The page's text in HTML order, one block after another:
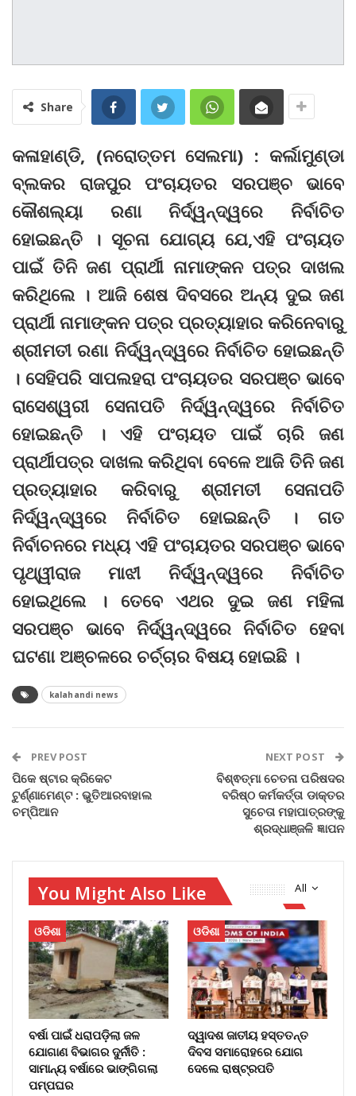
Share
କଳାହାଣ୍ଡି, (ନରୋତ୍ତମ ସେଲମା) : କର୍ଲାମୁଣ୍ଡା
ବ୍ଲକର ରାଜପୁର ପଂଚାୟତର ସରପଞ୍ଚ ଭାବେ
କୌଶଲ୍ୟା ରଣା ନିର୍ଦ୍ୱନ୍ଦ୍ୱରେ ନିର୍ବାଚିତ
ହୋଇଛନ୍ତି । ସୂଚନା ଯୋଗ୍ୟ ଯେ,ଏହି ପଂଚାୟତ
ପାଇଁ ତିନି ଜଣ ପ୍ରାର୍ଥୀ ନାମାଙ୍କନ ପତ୍ର ଦାଖଲ
କରିଥିଲେ । ଆଜି ଶେଷ ଦିବସରେ ଅନ୍ୟ ଦୁଇ ଜଣ
ପ୍ରାର୍ଥୀ ନାମାଙ୍କନ ପତ୍ର ପ୍ରତ୍ୟାହାର କରିନେବାରୁ
ଶ୍ରୀମତୀ ରଣା ନିର୍ଦ୍ୱନ୍ଦ୍ୱରେ ନିର୍ବାଚିତ ହୋଇଛନ୍ତି
। ସେହିପରି ସାପଲହରା ପଂଚାୟତର ସରପଞ୍ଚ ଭାବେ
ରାସେଶ୍ୱରୀ ସେନାପତି ନିର୍ଦ୍ୱନ୍ଦ୍ୱରେ ନିର୍ବାଚିତ
ହୋଇଛନ୍ତି । ଏହି ପଂଚାୟତ ପାଇଁ ଚାରି ଜଣ
ପ୍ରାର୍ଥୀପତ୍ର ଦାଖଲ କରିଥିବା ବେଳେ ଆଜି ତିନି ଜଣ
ପ୍ରତ୍ୟାହାର କରିବାରୁ ଶ୍ରୀମତୀ ସେନାପତି
ନିର୍ଦ୍ୱନ୍ଦ୍ୱରେ ନିର୍ବାଚିତ ହୋଇଛନ୍ତି । ଗତ
ନିର୍ବାଚନରେ ମଧ୍ୟ ଏହି ପଂଚାୟତର ସରପଞ୍ଚ ଭାବେ
ପୃଥ୍ୱୀରାଜ ମାଝୀ ନିର୍ଦ୍ୱନ୍ଦ୍ୱରେ ନିର୍ବାଚିତ
ହୋଇଥିଲେ । ତେବେ ଏଥର ଦୁଇ ଜଣ ମହିଳା
ସରପଞ୍ଚ ଭାବେ ନିର୍ଦ୍ୱନ୍ଦ୍ୱରେ ନିର୍ବାଚିତ ହେବା
ଘଟଣା ଅଞ୍ଚଳରେ ଚର୍ଚ୍ଚାର ବିଷୟ ହୋଇଛି ।
kalahandi news
PREV POST
ପିକେ ଷ୍ଟାର କ୍ରିକେଟ
ଟୁର୍ଣ୍ଣାମେଣ୍ଟ : ଭୁତିଆରବାହାଲ
ଚମ୍ପିଆନ
NEXT POST
ବିଶ୍ଵତ୍ମା ଚେତନା ପରିଷଦର
ବରିଷ୍ଠ କର୍ମକର୍ତ୍ତା ଡାକ୍ତର
ସୁଚେତା ମହାପାତ୍ରଙ୍କୁ
ଶ୍ରଦ୍ଧାଞ୍ଜଳି ଜ୍ଞାପନ
All
You Might Also Like
ଓଡିଶା
ବର୍ଷା ପାଇଁ ଧରାପଡ଼ିଲା ଜଳ
ଯୋଗାଣ ବିଭାଗର ଦୁର୍ନୀତି :
ସାମାନ୍ୟ ବର୍ଷାରେ ଭାଙ୍ଗିଗଲା
ପମ୍ପଘର
ଓଡିଶା
ଦ୍ୱାଦଶ ଜାତୀୟ ହସ୍ତତନ୍ତ
ଦିବସ ସମାରୋହରେ ଯୋଗ
ଦେଲେ ରାଷ୍ଟ୍ରପତି